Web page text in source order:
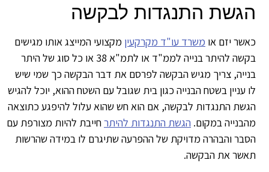
התנגדות לבקשה
יזם אומשרד עו"ד מקרקעיןמקצועי המייצג אותו מגישים
בקשה להיתר בנייה לממ"ד או לתמ"א 38 או כל סוג של היתר
צריך מגיש הבקשה לפרסם את דבר הבקשה כך שמי שיש
עניין בשטח הבנייה כגון בית שגובל עם השטח ההוא, יוכל להגיש
התנגדות לבקשה, אם הוא חש שהוא עלול להיפגע כתוצאה
במקום.הגשת התנגדות להיתרחייבת להיות מצורפת עם
והבהרה מדויקת של ההפרעה שתיגרם לו במידה שהרשות
את הבקשה.